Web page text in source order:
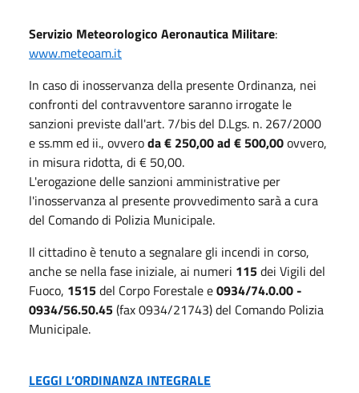
Servizio Meteorologico Aeronautica Militare:
www.meteoam.it
In caso di inosservanza della presente Ordinanza, nei
confronti del contravventore saranno irrogate le
sanzioni previste dall'art. 7/bis del D.Lgs. n. 267/2000
e ss.mm ed ii., ovveroda € 250,00 ad € 500,00ovvero,
in misura ridotta, di € 50,00.
L'erogazione delle sanzioni amministrative per
l'inosservanza al presente provvedimento sarà a cura
del Comando di Polizia Municipale.
Il cittadino è tenuto a segnalare gli incendi in corso,
anche se nella fase iniziale, ai numeri 115dei Vigili del
Fuoco, 1515del Corpo Forestale e0934/74.0.00 -
0934/56.50.45(fax 0934/21743) del Comando Polizia
Municipale.
LEGGI L’ORDINANZA INTEGRALE